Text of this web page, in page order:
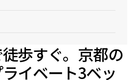
歩すぐ。京都の
イベート3ベッ